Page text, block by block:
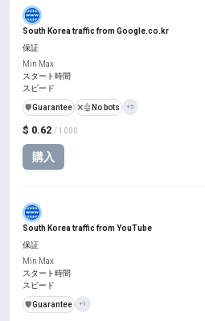
South Korea traffic from Google.co.kr
$ 0.62 / 1000
購入
保証
Min Max
スタート時間
スピード
️🛡️Guarantee ❌🤖 No bots +5
South Korea traffic from YouTube
保証
Min Max
スタート時間
スピード
️🛡️Guarantee +1